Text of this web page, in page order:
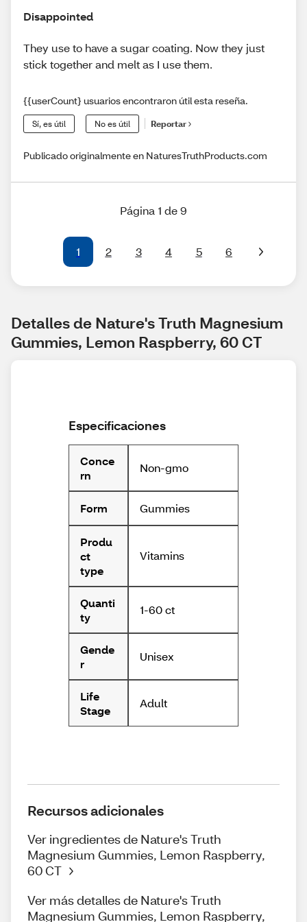
Disappointed
They use to have a sugar coating. Now they just
stick together and melt as I use them.
{{userCount} usuarios encontraron útil esta reseña.
Sí, es útil No es útil Reportar
Publicado originalmente en NaturesTruthProducts.com
Página 1 de 9
1 2 3 4 5 6
Detalles de Nature's Truth Magnesium
Gummies, Lemon Raspberry, 60 CT
Especificaciones
Conce
rn
Non-gmo
Form Gummies
Produ
ct
type
Vitamins
Quanti
ty
1-60 ct
Gende
r
Unisex
Life
Stage
Adult
Recursos adicionales
Ver ingredientes de Nature's Truth
Magnesium Gummies, Lemon Raspberry,
60 CT
Ver más detalles de Nature's Truth
Magnesium Gummies, Lemon Raspberry,